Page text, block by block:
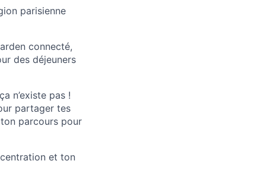
parisienne
connecté,
des déjeuners
n’existe pas !
partager tes
parcours pour
et ton